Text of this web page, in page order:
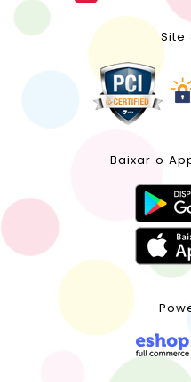
Site
Baixar o